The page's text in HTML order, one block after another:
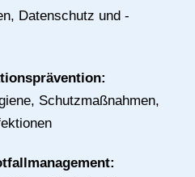
Datenschutz und -
Schutzmaßnahmen,